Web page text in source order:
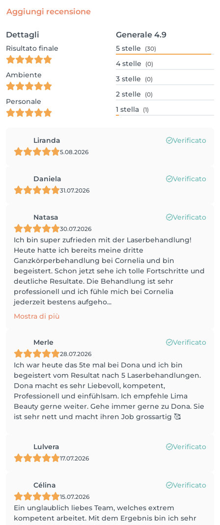
Aggiungi recensione
Dettagli
Risultato finale
Ambiente
Personale
Generale 4.9
5 stelle (30)
4 stelle (0)
3 stelle (0)
2 stelle (0)
1 stella (1)
Liranda Verificato
5.08.2026
Daniela Verificato
31.07.2026
Natasa Verificato
30.07.2026
Ich bin super zufrieden mit der Laserbehandlung!
Heute hatte ich bereits meine dritte
Ganzkörperbehandlung bei Cornelia und bin
begeistert. Schon jetzt sehe ich tolle Fortschritte und
deutliche Resultate. Die Behandlung ist sehr
professionell und ich fühle mich bei Cornelia
jederzeit bestens aufgeho...
Mostra di più
Merle Verificato
28.07.2026
Ich war heute das 5te mal bei Dona und ich bin
begeistert vom Resultat nach 5 Laserbehandlungen.
Dona macht es sehr Liebevoll, kompetent,
Professionell und einfühlsam. Ich empfehle Lima
Beauty gerne weiter. Gehe immer gerne zu Dona. Sie
ist sehr nett und macht ihren Job grossartig 🥰
Lulvera Verificato
17.07.2026
Célina Verificato
15.07.2026
Ein unglaublich liebes Team, welches extrem
kompetent arbeitet. Mit dem Ergebnis bin ich sehr